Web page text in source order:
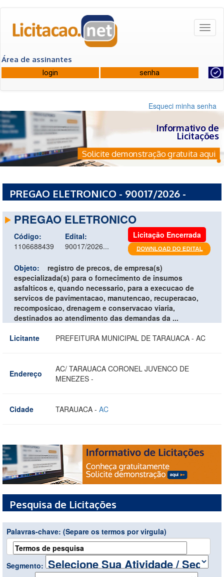
Área de assinantes
Esqueci minha senha
Informativo de
Licitações
Solicite demonstração gratuita aqui
PREGAO ELETRONICO - 90017/2026 -
PREGAO ELETRONICO
Código:
1106688439
Edital:
90017/2026...
Licitação Encerrada
Objeto:
registro de precos, de empresa(s)
especializada(s) para o fornecimento de insumos
asfalticos e, quando necessario, para a execucao de
servicos de pavimentacao, manutencao, recuperacao,
recomposicao, drenagem e conservacao viaria,
destinados ao atendimento das demandas da ...
Licitante
PREFEITURA MUNICIPAL DE TARAUACA - AC
Endereço
AC/ TARAUACA CORONEL JUVENCO DE
MENEZES -
Cidade TARAUACA - AC
Pesquisa de Licitações
Palavras-chave: (Separe os termos por virgula)
Segmento: